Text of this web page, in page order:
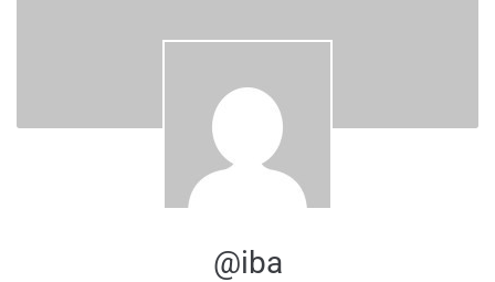
@iba